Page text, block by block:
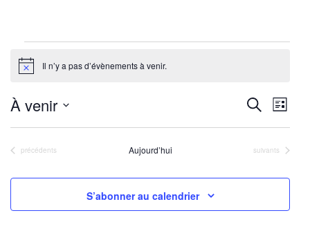
Notice Il n’y a pas d’évènements à venir.
et
de
vues
Recherche
de
Liste
À venir
Sélectionnez
uneÉvènements
précédents Aujourd’hui Évènements
suivants
S’abonner au calendrier